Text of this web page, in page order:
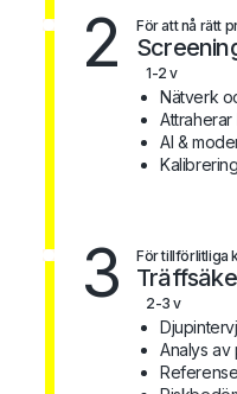
2 För att nå rätt
1-2 v
Nätverk
AI &
3 För tillförlitliga
2-3 v
Analys